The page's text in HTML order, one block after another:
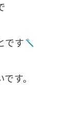
です
す。